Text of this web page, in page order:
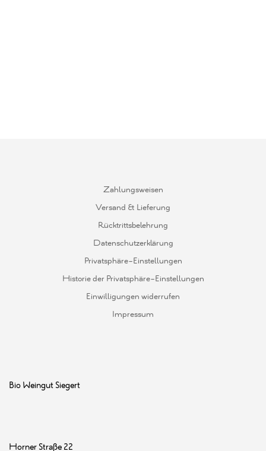
Zahlungsweisen
Versand & Lieferung
Rücktrittsbelehrung
Datenschutzerklärung
Privatsphäre-Einstellungen
Historie der Privatsphäre-Einstellungen
Einwilligungen widerrufen
Impressum
Bio Weingut Siegert
Horner Straße 22